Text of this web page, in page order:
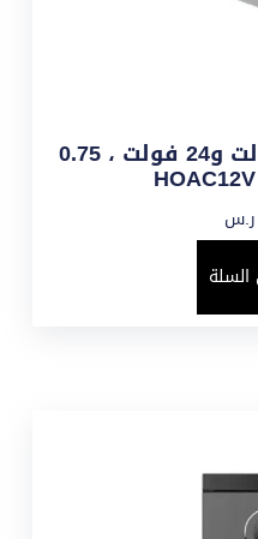
محول كهربائي 12 فولت و24 فولت ، 0.75
ر.س